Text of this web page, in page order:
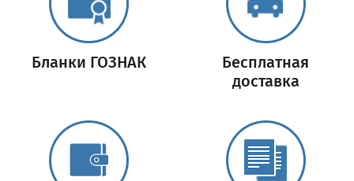
Бланки ГОЗНАК
Бесплатная
доставка